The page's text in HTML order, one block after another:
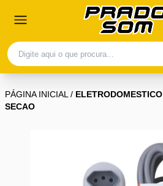
PÁGINA INICIAL/ ELETRODOMESTICO
SECAO